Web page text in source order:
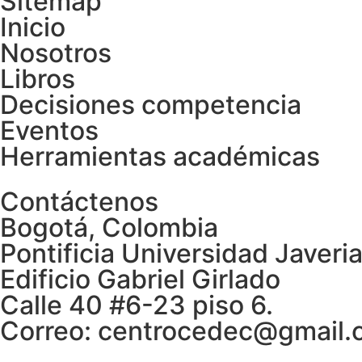
Inicio
Nosotros
Libros
Decisiones competencia
Eventos
Herramientas académicas
Contáctenos
Bogotá, Colombia
Pontificia Universidad
Edificio Gabriel Girlado
Calle 40 #6-23 piso 6.
Correo: